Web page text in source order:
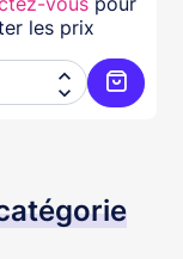
les prix

